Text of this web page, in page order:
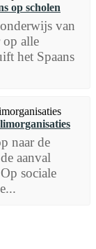
op scholen
van
op alle
het Spaans
naar de
aanval
sociale